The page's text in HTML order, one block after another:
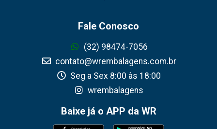
Fale Conosco
(32) 98474-7056
contato@wrembalagens.com.br
Seg a Sex 8:00 às 18:00
wrembalagens
Baixe já o APP da WR